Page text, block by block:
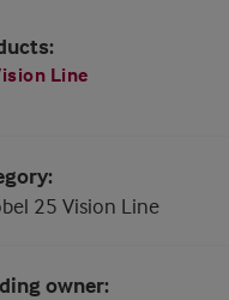
Line
25 Vision Line
owner